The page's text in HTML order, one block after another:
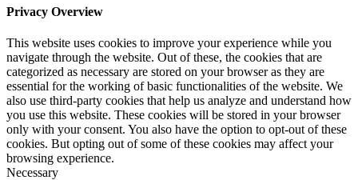
Privacy Overview
This website uses cookies to improve your experience while you
navigate through the website. Out of these, the cookies that are
categorized as necessary are stored on your browser as they are
essential for the working of basic functionalities of the website. We
also use third-party cookies that help us analyze and understand how
you use this website. These cookies will be stored in your browser
only with your consent. You also have the option to opt-out of these
cookies. But opting out of some of these cookies may affect your
browsing experience.
Necessary